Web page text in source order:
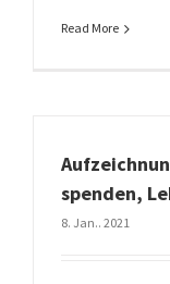
Read More
spenden,
8. Jan.. 2021